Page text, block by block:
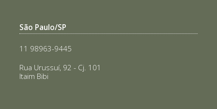
São Paulo/SP
11 98963-9445
Rua Urussuí, 92 - Cj. 101
Itaim Bibi